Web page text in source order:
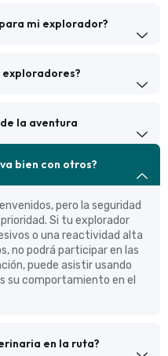
mi explorador?
exploradores?
la aventura
bien con otros?
pero la seguridad
Si tu explorador
o una reactividad alta
no podrá participar en las
puede asistir usando
su comportamiento en el
en la ruta?